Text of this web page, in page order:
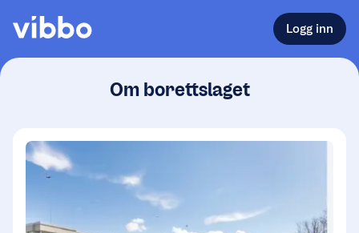
Logg inn
Om borettslaget